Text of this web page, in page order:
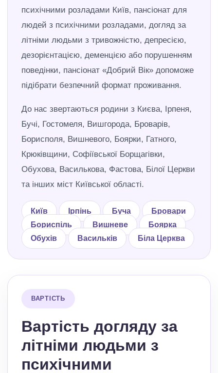
психічними розладами Київ, пансіонат для
людей з психічними розладами, догляд за
літніми людьми з тривожністю, депресією,
дезорієнтацією, деменцією або порушенням
поведінки, пансіонат «Добрий Вік» допоможе
підібрати безпечний формат проживання.
До нас звертаються родини з Києва, Ірпеня,
Бучі, Гостомеля, Вишгорода, Броварів,
Борисполя, Вишневого, Боярки, Гатного,
Крюківщини, Софіївської Борщагівки,
Обухова, Василькова, Фастова, Білої Церкви
та інших міст Київської області.
Київ Ірпінь Буча
Бровари
Бориспіль
Вишневе
Боярка
Обухів
Васильків Біла Церква
ВАРТІСТЬ
Вартість догляду за
літніми людьми з
психічними